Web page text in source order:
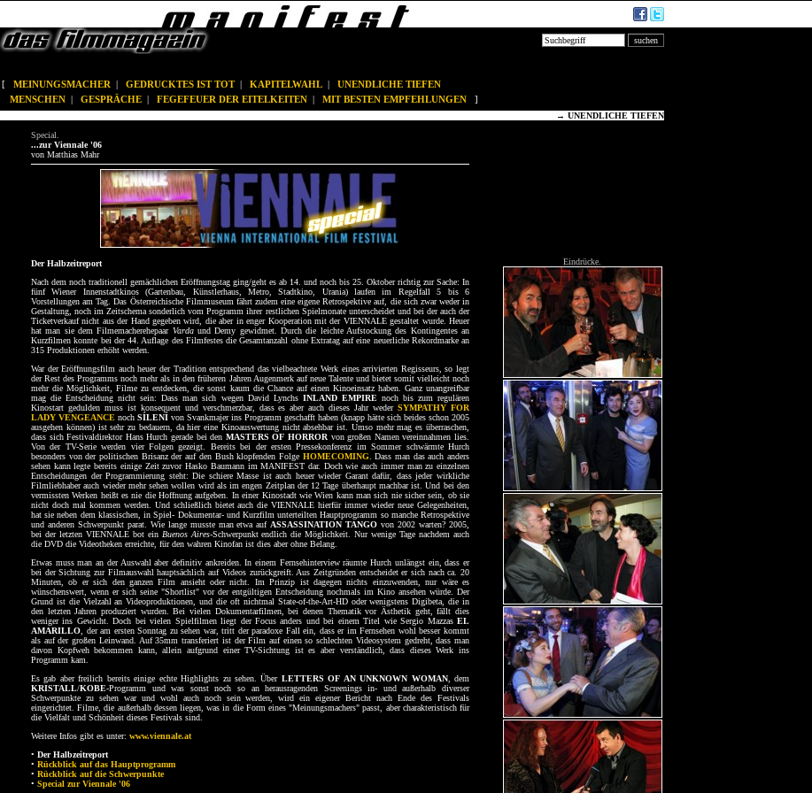
[ MEINUNGSMACHER | GEDRUCKTES IST TOT| KAPITELWAHL | UNENDLICHE TIEFEN
MENSCHEN | GESPRÄCHE | FEGEFEUER DER EITELKEITEN | MIT BESTEN EMPFEHLUNGEN ]
→ UNENDLICHE TIEFEN
Special.
...zur Viennale '06
von Matthias Mahr
Der Halbzeitreport
Nach dem noch traditionell gemächlichen Eröffnungstag ging/geht es ab 14. und noch bis 25. Oktober richtig zur Sache: In
fünf Wiener Innenstadtkinos (Gartenbau, Künstlerhaus, Metro, Stadtkino, Urania) laufen im Regelfall 5 bis 6
Vorstellungen am Tag. Das Österreichische Filmmuseum fährt zudem eine eigene Retrospektive auf, die sich zwar weder in
Gestaltung, noch im Zeitschema sonderlich vom Programm ihrer restlichen Spielmonate unterscheidet und bei der auch der
Ticketverkauf nicht aus der Hand gegeben wird, die aber in enger Kooperation mit der VIENNALE gestaltet wurde. Heuer
hat man sie dem Filmemacherehepaar Vardaund Demy gewidmet. Durch die leichte Aufstockung des Kontingentes an
Kurzfilmen konnte bei der 44. Auflage des Filmfestes die Gesamtanzahl ohne Extratag auf eine neuerliche Rekordmarke an
315 Produktionen erhöht werden.
War der Eröffnungsfilm auch heuer der Tradition entsprechend das vielbeachtete Werk eines arrivierten Regisseurs, so legt
der Rest des Programms noch mehr als in den früheren Jahren Augenmerk auf neue Talente und bietet somit vielleicht noch
mehr die Möglichkeit, Filme zu entdecken, die sonst kaum die Chance auf einen Kinoeinsatz haben. Ganz unangreifbar
mag die Entscheidung nicht sein: Dass man sich wegen David Lynchs INLAND EMPIREnoch bis zum regulären
Kinostart gedulden muss ist konsequent und verschmerzbar, dass es aber auch dieses Jahr wederSYMPATHY FOR
LADY VENGEANCE noch SÍLENÍ von Svankmajer ins Programm geschafft haben (knapp hätte sich beides schon 2005
ausgehen können) ist sehr zu bedauern, da hier eine Kinoauswertung nicht absehbar ist. Umso mehr mag es überraschen,
dass sich Festivaldirektor Hans Hurch gerade bei den MASTERS OF HORROR von großen Namen vereinnahmen lies.
Von der TV-Serie werden vier Folgen gezeigt. Bereits bei der ersten Pressekonferenz im Sommer schwärmte Hurch
besonders von der politischen Brisanz der auf den Bush klopfenden Folge HOMECOMING. Dass man das auch anders
sehen kann legte bereits einige Zeit zuvor Hasko Baumann im MANIFEST dar. Doch wie auch immer man zu einzelnen
Entscheidungen der Programmierung steht: Die schiere Masse ist auch heuer wieder Garant dafür, dass jeder wirkliche
Filmliebhaber auch wieder mehr sehen wollen wird als im engen Zeitplan der 12 Tage überhaupt machbar ist. Und bei den
vermissten Werken heißt es nie die Hoffnung aufgeben. In einer Kinostadt wie Wien kann man sich nie sicher sein, ob sie
nicht doch mal kommen werden. Und schließlich bietet auch die VIENNALE hierfür immer wieder neue Gelegenheiten,
hat sie neben dem klassischen, in Spiel- Dokumentar- und Kurzfilm unterteilten Hauptprogramm so manche Retrospektive
und anderen Schwerpunkt parat. Wie lange musste man etwa auf ASSASSINATION TANGO von 2002 warten? 2005,
bei der letzten VIENNALE bot ein Buenos Aires-Schwerpunkt endlich die Möglichkeit. Nur wenige Tage nachdem auch
die DVD die Videotheken erreichte, für den wahren Kinofan ist dies aber ohne Belang.
Etwas muss man an der Auswahl aber definitiv ankreiden. In einem Fernsehinterview räumte Hurch unlängst ein, dass er
bei der Sichtung zur Filmauswahl hauptsächlich auf Videos zurückgreift. Aus Zeitgründen entscheidet er sich nach ca. 20
Minuten, ob er sich den ganzen Film ansieht oder nicht. Im Prinzip ist dagegen nichts einzuwenden, nur wäre es
wünschenswert, wenn er sich seine "Shortlist" vor der entgültigen Entscheidung nochmals im Kino ansehen würde. Der
Grund ist die Vielzahl an Videoproduktionen, und die oft nichtmal State-of-the-Art-HD oder wenigstens Digibeta, die in
den letzten Jahren produziert wurden. Bei vielen Dokumentarfilmen, bei denen Thematik vor Ästhetik geht, fällt dies
weniger ins Gewicht. Doch bei vielen Spielfilmen liegt der Focus anders und bei einem Titel wie Sergio Mazzas EL
AMARILLO , der am ersten Sonntag zu sehen war, tritt der paradoxe Fall ein, dass er im Fernsehen wohl besser kommt
als auf der großen Leinwand. Auf 35mm transferiert ist der Film auf einen so schlechten Videosystem gedreht, dass man
davon Kopfweh bekommen kann, allein aufgrund einer TV-Sichtung ist es aber verständlich, dass dieses Werk ins
Programm kam.
Es gab aber freilich bereits einige echte Highlights zu sehen. Über LETTERS OF AN UNKNOWN WOMAN, dem
KRISTALL/KOBE-Programm und was sonst noch so an herausragenden Screenings in- und außerhalb diverser
Schwerpunkte zu sehen war und wohl auch noch sein werden, wird ein eigener Bericht nach Ende des Festivals
eingerichtet. Filme, die außerhalb dessen liegen, was in die Form eines "Meinungsmachers" passt, aber charakteristisch für
die Vielfalt und Schönheit dieses Festivals sind.
Weitere Infos gibt es unter: www.viennale.at
• Der Halbzeitreport
• Rückblick auf das Hauptprogramm
• Rückblick auf die Schwerpunkte
• Special zur Viennale '06
Eindrücke.